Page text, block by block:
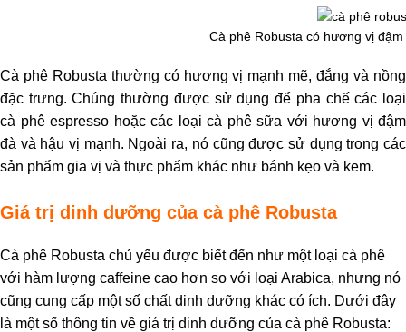
Cà phê Robusta có hương vị
Cà phê Robusta thường có hương vị mạnh mẽ, đắng và nồng
đặc trưng. Chúng thường được sử dụng để pha chế các loại
cà phê espresso hoặc các loại cà phê sữa với hương vị đậm
đà và hậu vị mạnh. Ngoài ra, nó cũng được sử dụng trong các
sản phẩm gia vị và thực phẩm khác như bánh kẹo và kem.
Giá trị dinh dưỡng của cà phê Robusta
Cà phê Robusta chủ yếu được biết đến như một loại cà phê
với hàm lượng caffeine cao hơn so với loại Arabica, nhưng nó
cũng cung cấp một số chất dinh dưỡng khác có ích. Dưới đây
là một số thông tin về giá trị dinh dưỡng của cà phê Robusta: